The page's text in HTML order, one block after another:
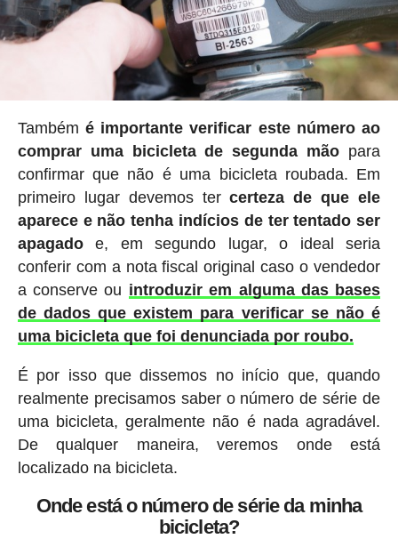
Também é importante verificar este número ao
comprar uma bicicleta de segunda mão para
confirmar que não é uma bicicleta roubada. Em
primeiro lugar devemos tercerteza de que ele
aparece e não tenha indícios de ter tentado ser
apagadoe, em segundo lugar, o ideal seria
conferir com a nota fiscal original caso o vendedor
a conserve ou introduzir em alguma das bases
de dados que existem para verificar se não é
uma bicicleta que foi denunciada por roubo.
É por isso que dissemos no início que, quando
realmente precisamos saber o número de série de
uma bicicleta, geralmente não é nada agradável.
De qualquer maneira, veremos onde está
localizado na bicicleta.
Onde está o número de série da minha
bicicleta?